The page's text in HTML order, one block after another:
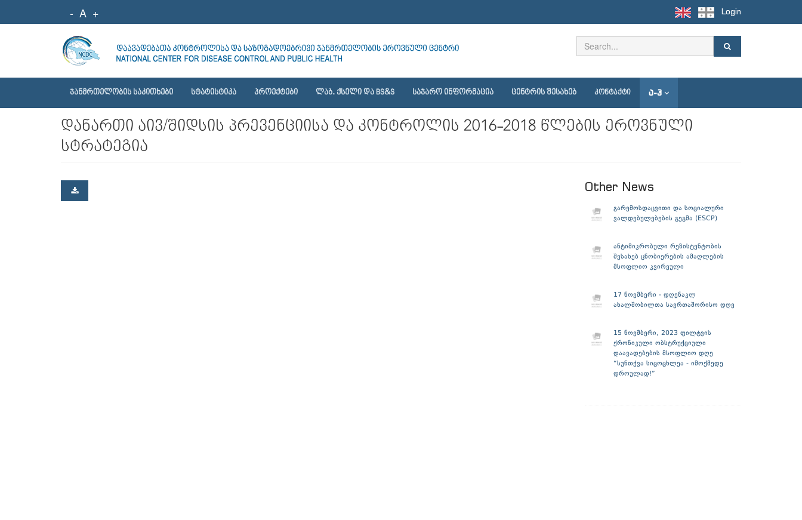
- A + Login
ᲯᲐᲜᲛᲠᲗᲔᲚᲝᲑᲘᲡ ᲡᲐᲙᲘᲗᲮᲔᲑᲘ ᲡᲢᲐᲢᲘᲡᲢᲘᲙᲐ ᲞᲠᲝᲔᲥᲢᲔᲑᲘ ᲚᲐᲑ. ᲥᲡᲔᲚᲘ ᲓᲐ BS&S ᲡᲐᲯᲐᲠᲝ ᲘᲜᲤᲝᲠᲛᲐᲪᲘᲐ ᲪᲔᲜᲢᲠᲘᲡ ᲨᲔᲡᲐᲮᲔᲑ ᲙᲝᲜᲢᲐᲥᲢᲘ Ა-Ჰ
დანართი აივ/შიდსის პრევენციისა და კონტროლის 2016-2018 წლების ეროვნული
სტრატეგია
Other News
გარემოსდაცვითი და სოციალური
ვალდებულებების გეგმა (ESCP)
ანტიმიკრობული რეზისტენტობის
შესახებ ცნობიერების ამაღლების
მსოფლიო კვირეული
17 ნოემბერი - დღენაკლ
ახალშობილთა საერთაშორისო დღე
15 ნოემბერი, 2023 ფილტვის
ქრონიკული ობსტრუქციული
დაავადებების მსოფლიო დღე
“სუნთქვა სიცოცხლეა - იმოქმედე
დროულად!”